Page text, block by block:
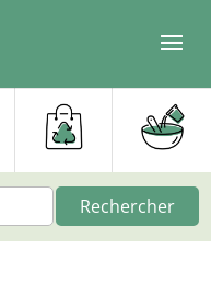
Rechercher